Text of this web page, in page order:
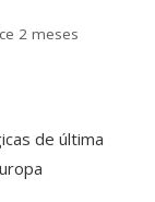
2 meses